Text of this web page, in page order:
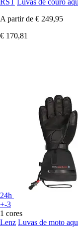
A partir de € 249,95
€ 170,81
24h
+-3
1 cores
Lenz Luvas de moto